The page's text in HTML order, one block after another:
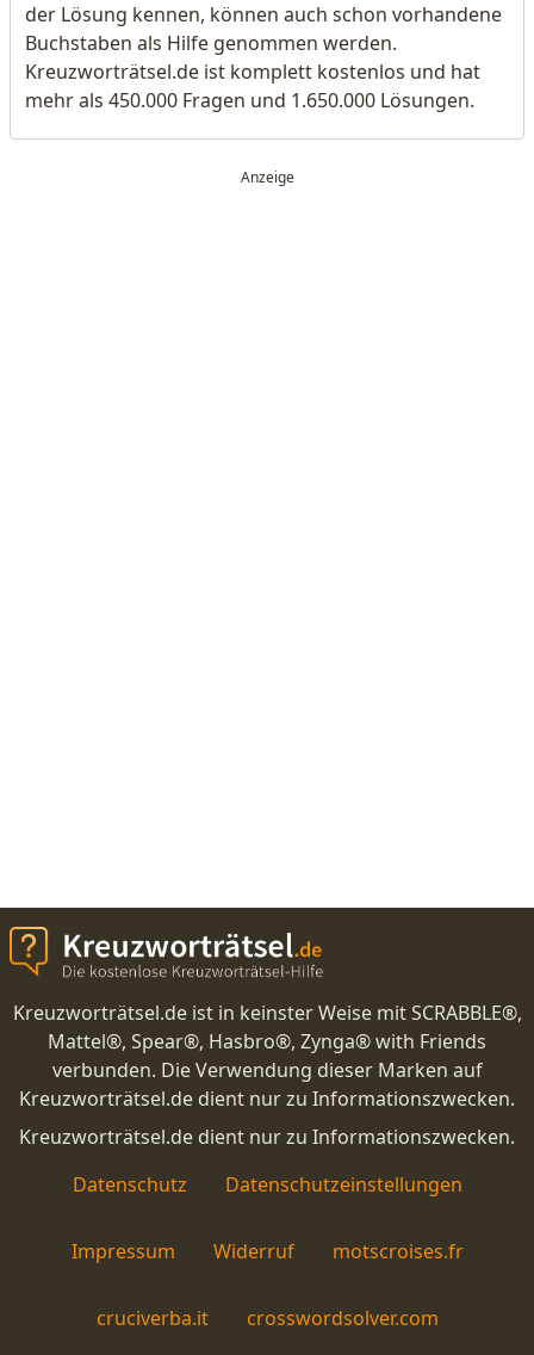
der Lösung kennen, können auch schon vorhandene
Buchstaben als Hilfe genommen werden.
Kreuzworträtsel.de ist komplett kostenlos und hat
mehr als 450.000 Fragen und 1.650.000 Lösungen.
Kreuzworträtsel.de ist in keinster Weise mit SCRABBLE®,
Mattel®, Spear®, Hasbro®, Zynga® with Friends
verbunden. Die Verwendung dieser Marken auf
Kreuzworträtsel.de dient nur zu Informationszwecken.
Kreuzworträtsel.de dient nur zu Informationszwecken.
Datenschutz
Datenschutzeinstellungen
Impressum Widerruf motscroises.fr
cruciverba.it crosswordsolver.com